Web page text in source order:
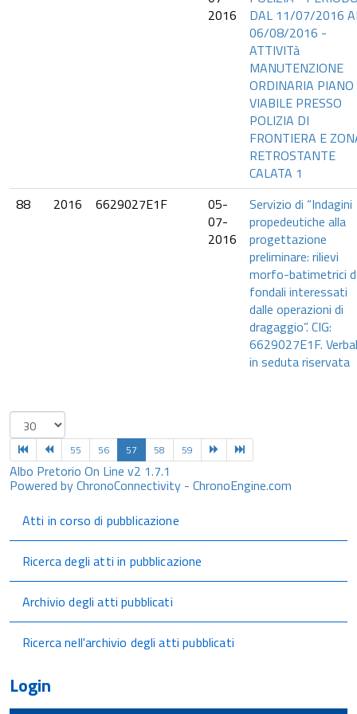
2016
DAL 11/07/2016
06/08/2016 -
ATTIVITà
MANUTENZIONE
ORDINARIA PIANO
VIABILE PRESSO
POLIZIA DI
FRONTIERA E
RETROSTANTE
CALATA 1
88
2016 6629027E1F
05-
07-
2016
Servizio di “Indagini
propedeutiche alla
progettazione
preliminare: rilievi
morfo-batimetrici
fondali interessati
dalle operazioni di
dragaggio”. CIG:
6629027E1F.
in seduta riservata
55 56 57 58 59
Albo Pretorio On Line v2 1.7.1
Powered by ChronoConnectivity - ChronoEngine.com
Atti in corso di pubblicazione
Ricerca degli atti in pubblicazione
Archivio degli atti pubblicati
Ricerca nell'archivio degli atti pubblicati
Login